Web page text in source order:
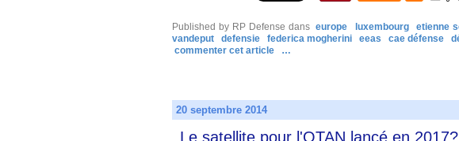
Published by RP Defense dans europe luxembourg etienne
vandeput
defensie federica mogherini eeas cae défense
commenter cet article
…
20 septembre 2014
Le satellite pour l'OTAN lancé en 2017?